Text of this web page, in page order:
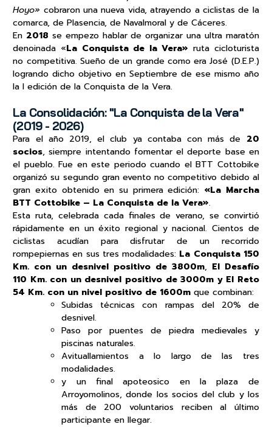
Hoyo» cobraron una nueva vida, atrayendo a ciclistas de la
comarca, de Plasencia, de Navalmoral y de Cáceres.
En 2018 se empezo hablar de organizar una ultra maratón
denoinada «La Conquista de la Vera»ruta cicloturista
no competitiva. Sueño de un grande como era José (D.E.P.)
logrando dicho objetivo en Septiembre de ese mismo año
la I edición de la Conquista de la Vera.
La Consolidación: "La Conquista de la Vera"
(2019 - 2026)
Para el año 2019, el club ya contaba con más de 20
socios, siempre intentando fomentar el deporte base en
el pueblo. Fue en este periodo cuando el BTT Cottobike
organizó su segundo gran evento no competitivo debido al
gran exito obtenido en su primera edición: «La Marcha
BTT Cottobike – La Conquista de la Vera».
Esta ruta, celebrada cada finales de verano, se convirtió
rápidamente en un éxito regional y nacional. Cientos de
ciclistas acudían para disfrutar de un recorrido
rompepiernas en sus tres modalidades: La Conquista 150
Km. con un desnivel positivo de 3800m, El Desafío
110 Km. con un desnivel positivo de 3000m y El Reto
54 Km. con un nivel positivo de 1600m que combinan:
Subidas técnicas con rampas del 20% de
desnivel.
Paso por puentes de piedra medievales y
piscinas naturales.
Avituallamientos a lo largo de las tres
modalidades.
y un final apoteosico en la plaza de
Arroyomolinos, donde los socios del club y los
más de 200 voluntarios reciben al último
participante en llegar.